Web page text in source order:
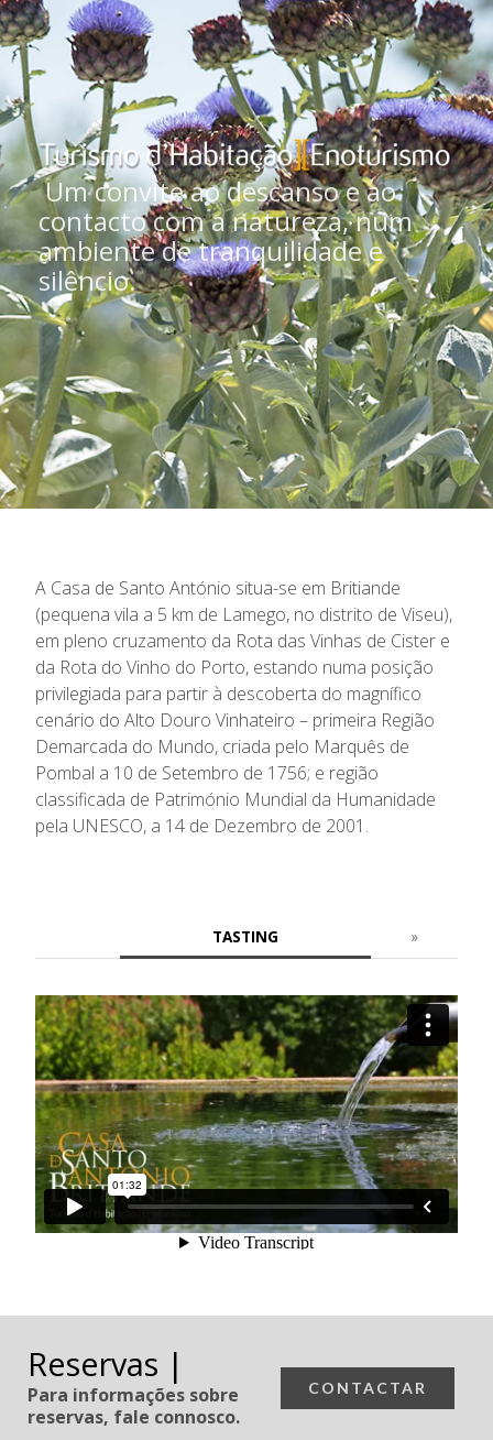
Um convite ao descanso e ao
contacto com a natureza, num
ambiente de tranquilidade e
silêncio.
A Casa de Santo António situa-se em Britiande
(pequena vila a 5 km de Lamego, no distrito de Viseu),
em pleno cruzamento da Rota das Vinhas de Cister e
da Rota do Vinho do Porto, estando numa posição
privilegiada para partir à descoberta do magnífico
cenário do Alto Douro Vinhateiro – primeira Região
Demarcada do Mundo, criada pelo Marquês de
Pombal a 10 de Setembro de 1756; e região
classificada de Património Mundial da Humanidade
pela UNESCO, a 14 de Dezembro de 2001.
TASTING
Reservas |
Para informações sobre
reservas, fale connosco.
CONTACTAR